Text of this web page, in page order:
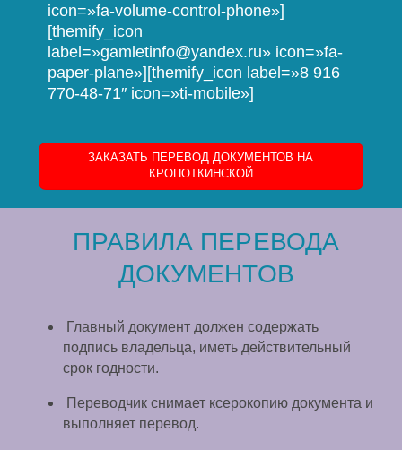
icon=»fa-volume-control-phone»]
[themify_icon
label=»gamletinfo@yandex.ru» icon=»fa-
paper-plane»][themify_icon label=»8 916
770-48-71″ icon=»ti-mobile»]
ЗАКАЗАТЬ ПЕРЕВОД ДОКУМЕНТОВ НА
КРОПОТКИНСКОЙ
ПРАВИЛА ПЕРЕВОДА
ДОКУМЕНТОВ
Главный документ должен содержать
подпись владельца, иметь действительный
срок годности.
Переводчик снимает ксерокопию документа и
выполняет перевод.